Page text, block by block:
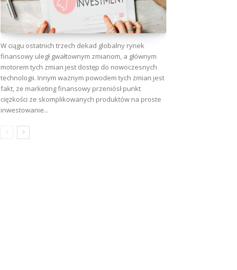
W ciągu ostatnich trzech dekad globalny rynek
finansowy uległ gwałtownym zmianom, a głównym
motorem tych zmian jest dostęp do nowoczesnych
technologii. Innym ważnym powodem tych zmian jest
fakt, że marketing finansowy przeniósł punkt
ciężkości ze skomplikowanych produktów na proste
inwestowanie...